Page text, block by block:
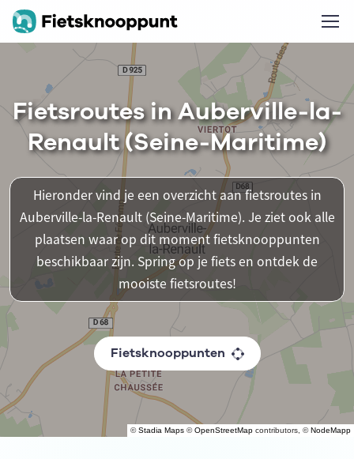
©Stadia Maps ©OpenStreetMap contributors, ©NodeMapp
Fietsroutes in Auberville-la-
Renault (Seine-Maritime)
Hieronder vind je een overzicht aan fietsroutes in
Auberville-la-Renault (Seine-Maritime). Je ziet ook alle
plaatsen waar op dit moment fietsknooppunten
beschikbaar zijn. Spring op je fiets en ontdek de
mooiste fietsroutes!
Fietsknooppunten